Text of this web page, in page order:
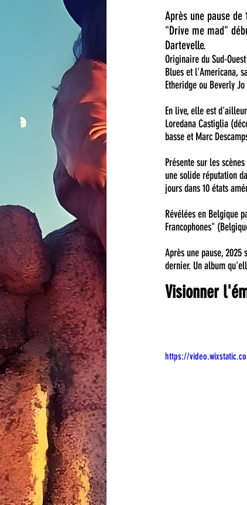
Après une pause
"Drive me mad"
Dartevelle.
Originaire du Sud-
Blues et l'Americana,
Etheridge ou Beverly
En live, elle est
Loredana Castiglia
basse et Marc
Présente sur les
une solide réputation
jours dans 10 états
Révélées en Belgique
Francophones"
Après une pause,
dernier. Un album
Visionner
https://